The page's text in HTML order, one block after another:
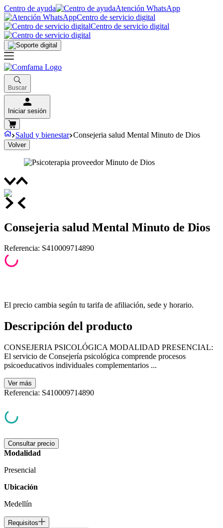
Centro de ayuda
Atención WhatsApp
Centro de servicio digital
Centro de servicio digital
Buscar
Iniciar sesión
Salud y bienestar Consejeria salud Mental Minuto de Dios
Volver
Consejeria salud Mental Minuto de Dios
Referencia: S410009714890
El precio cambia según tu tarifa de afiliación, sede y horario.
Descripción del producto
CONSEJERIA PSICOLÓGICA MODALIDAD PRESENCIAL:
El servicio de Consejería psicológica comprende procesos
psicoeducativos individuales complementarios ...
Ver más
Referencia: S410009714890
Consultar precio
Modalidad
Presencial
Ubicación
Medellín
Requisitos